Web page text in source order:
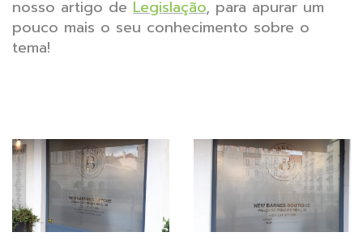
nosso artigo de Legislação, para apurar um
pouco mais o seu conhecimento sobre o
tema!